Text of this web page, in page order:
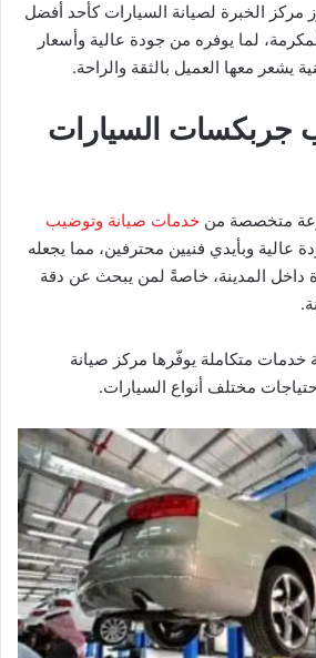
مركز الخبرة لصيانة السيارات كأحد أفضل
لما يوفره من جودة عالية وأسعار
يشعر معها العميل بالثقة والراحة.
جربكسات السيارات
متخصصة من خدمات صيانة وتوضيب
عالية وبأيدي فنيين محترفين، مما يجعله
داخل المدينة، خاصةً لمن يبحث عن دقة
متكاملة يوفّرها مركز صيانة
مختلف أنواع السيارات.